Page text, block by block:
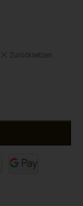
Zurücksetzen